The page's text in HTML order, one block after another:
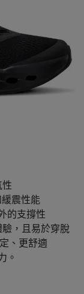
性
震性能
的支撐性
，且易於穿脫
、更舒適
。